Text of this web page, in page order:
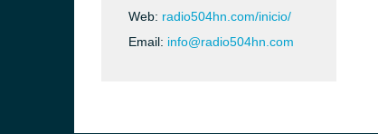
Web: radio504hn.com/inicio/
Email: info@radio504hn.com